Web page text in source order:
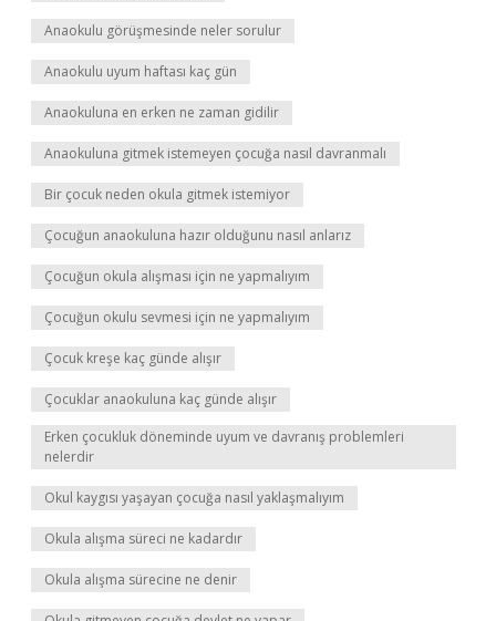
Anaokulu görüşmesinde neler sorulur
Anaokulu uyum haftası kaç gün
Anaokuluna en erken ne zaman gidilir
Anaokuluna gitmek istemeyen çocuğa nasıl davranmalı
Bir çocuk neden okula gitmek istemiyor
Çocuğun anaokuluna hazır olduğunu nasıl anlarız
Çocuğun okula alışması için ne yapmalıyım
Çocuğun okulu sevmesi için ne yapmalıyım
Çocuk kreşe kaç günde alışır
Çocuklar anaokuluna kaç günde alışır
Erken çocukluk döneminde uyum ve davranış problemleri
nelerdir
Okul kaygısı yaşayan çocuğa nasıl yaklaşmalıyım
Okula alışma süreci ne kadardır
Okula alışma sürecine ne denir